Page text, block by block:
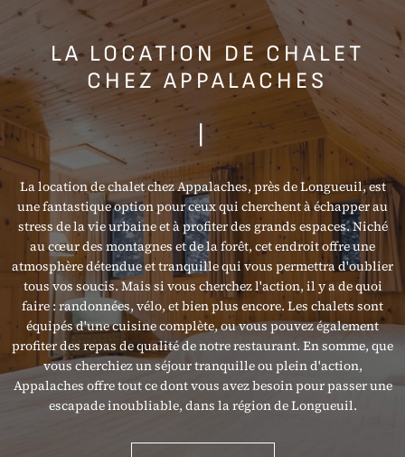
LA LOCATION DE CHALET
CHEZ APPALACHES
La location de chalet chez Appalaches, près de Longueuil, est
une fantastique option pour ceux qui cherchent à échapper au
stress de la vie urbaine et à profiter des grands espaces. Niché
au cœur des montagnes et de la forêt, cet endroit offre une
atmosphère détendue et tranquille qui vous permettra d'oublier
tous vos soucis. Mais si vous cherchez l'action, il y a de quoi
faire : randonnées, vélo, et bien plus encore. Les chalets sont
équipés d'une cuisine complète, ou vous pouvez également
profiter des repas de qualité de notre restaurant. En somme, que
vous cherchiez un séjour tranquille ou plein d'action,
Appalaches offre tout ce dont vous avez besoin pour passer une
escapade inoubliable, dans la région de Longueuil.